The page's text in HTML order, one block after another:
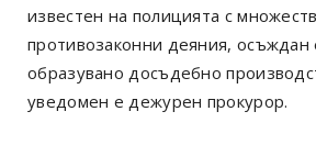
известен на полицията с
противозаконни деяния, осъждан
образувано досъдебно
уведомен е дежурен прокурор.